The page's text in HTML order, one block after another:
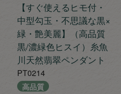
【すぐ使えるヒモ付・
中型勾玉・不思議な黒×
緑・艶美麗】（高品質
黒/濃緑色ヒスイ）糸魚
川天然翡翠ペンダント
PT0214
高品質